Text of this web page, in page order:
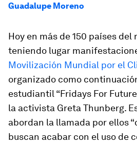
Guadalupe Moreno
Hoy en más de 150 países del
teniendo lugar
Movilización Mundial por el
organizado como
estudiantil “Fridays For
la activista Greta Thunberg.
abordan la llamada por ellos
buscan acabar con el uso de